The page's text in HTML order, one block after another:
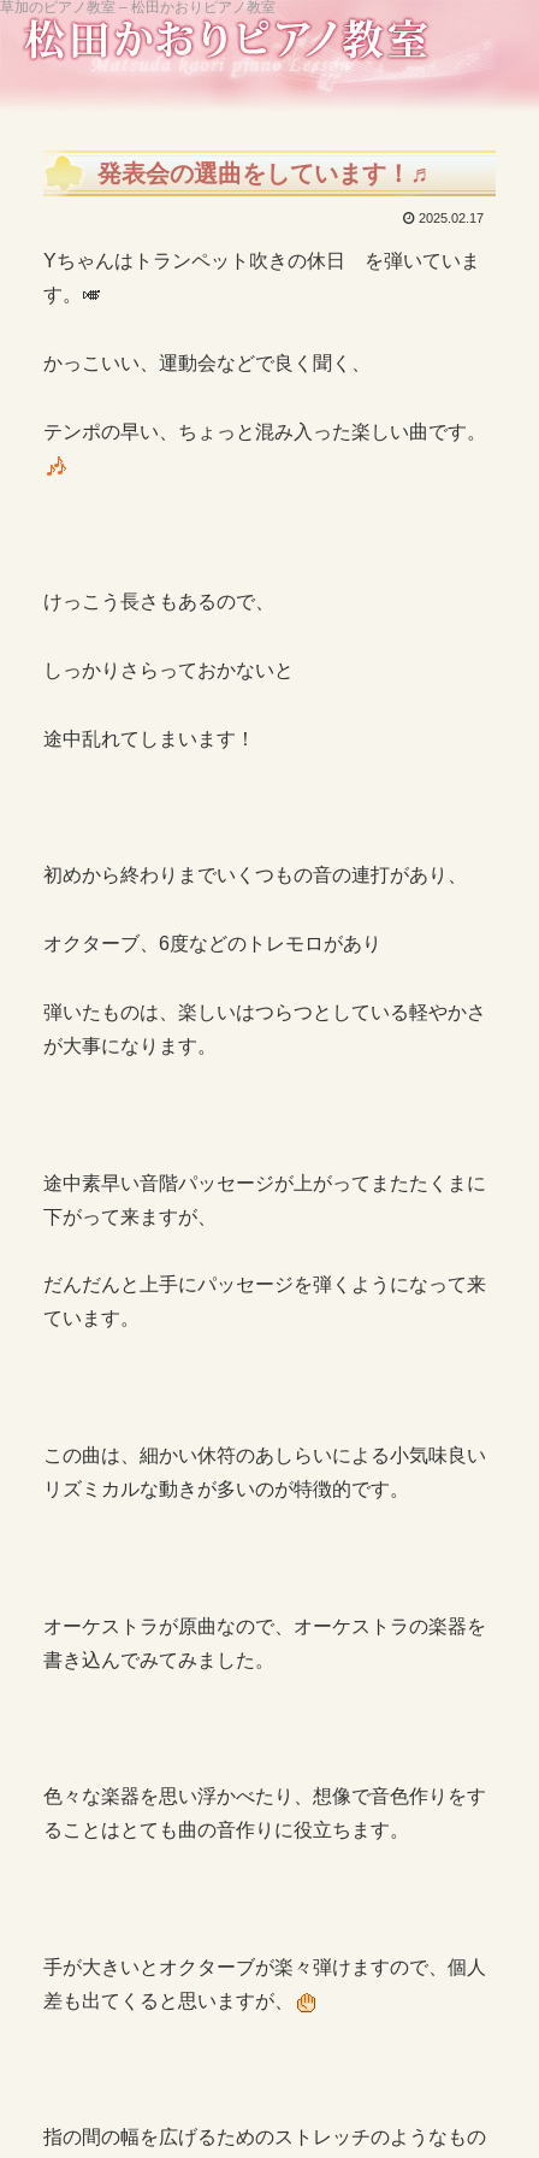
草加のピアノ教室 – 松田かおりピアノ教室
発表会の選曲をしています！♬
2025.02.17
Yちゃんはトランペット吹きの休日 を弾いていま
す。🎺
かっこいい、運動会などで良く聞く、
テンポの早い、ちょっと混み入った楽しい曲です。
けっこう長さもあるので、
しっかりさらっておかないと
途中乱れてしまいます！
初めから終わりまでいくつもの音の連打があり、
オクターブ、6度などのトレモロがあり
弾いたものは、楽しいはつらつとしている軽やかさ
が大事になります。
途中素早い音階パッセージが上がってまたたくまに
下がって来ますが、
だんだんと上手にパッセージを弾くようになって来
ています。
この曲は、細かい休符のあしらいによる小気味良い
リズミカルな動きが多いのが特徴的です。
オーケストラが原曲なので、オーケストラの楽器を
書き込んでみてみました。
色々な楽器を思い浮かべたり、想像で音色作りをす
ることはとても曲の音作りに役立ちます。
手が大きいとオクターブが楽々弾けますので、個人
差も出てくると思いますが、
指の間の幅を広げるためのストレッチのようなもの